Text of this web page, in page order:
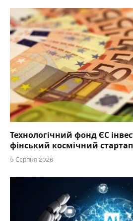
Технологічний фонд ЄС
фінський космічний стартап
5 Серпня 2026